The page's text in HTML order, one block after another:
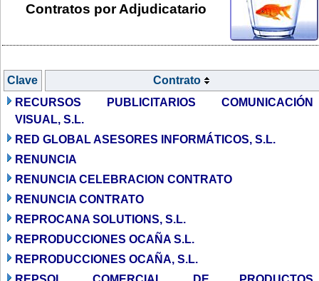
Contratos por Adjudicatario
Clave
Contrato
RECURSOS PUBLICITARIOS COMUNICACIÓN
VISUAL, S.L.
RED GLOBAL ASESORES INFORMÁTICOS, S.L.
RENUNCIA
RENUNCIA CELEBRACION CONTRATO
RENUNCIA CONTRATO
REPROCANA SOLUTIONS, S.L.
REPRODUCCIONES OCAÑA S.L.
REPRODUCCIONES OCAÑA, S.L.